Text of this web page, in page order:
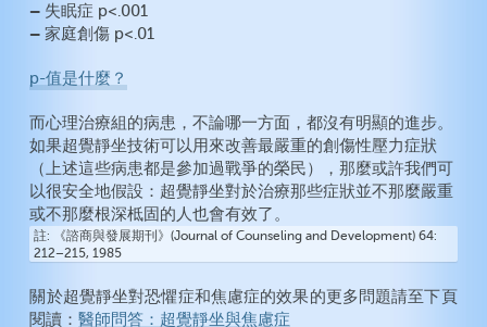
– 失眠症 p<.001
–家庭創傷 p<.01
p-值是什麼？
而心理治療組的病患，不論哪一方面，都沒有明顯的進步。
如果超覺靜坐技術可以用來改善最嚴重的創傷性壓力症狀
（上述這些病患都是參加過戰爭的榮民），那麼或許我們可
以很安全地假設：超覺靜坐對於治療那些症狀並不那麼嚴重
或不那麼根深柢固的人也會有效了。
註
《諮商與發展期刊》(Journal of Counseling and Development) 64:
212–215, 1985
關於超覺靜坐對恐懼症和焦慮症的效果的更多問題請至下頁
閱讀：醫師問答：超覺靜坐與焦慮症